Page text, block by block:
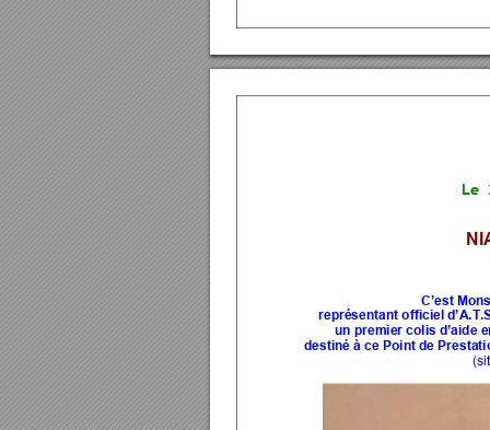
Le
C’est
représentant officiel
un premier colis d’aide
destiné à ce Point de